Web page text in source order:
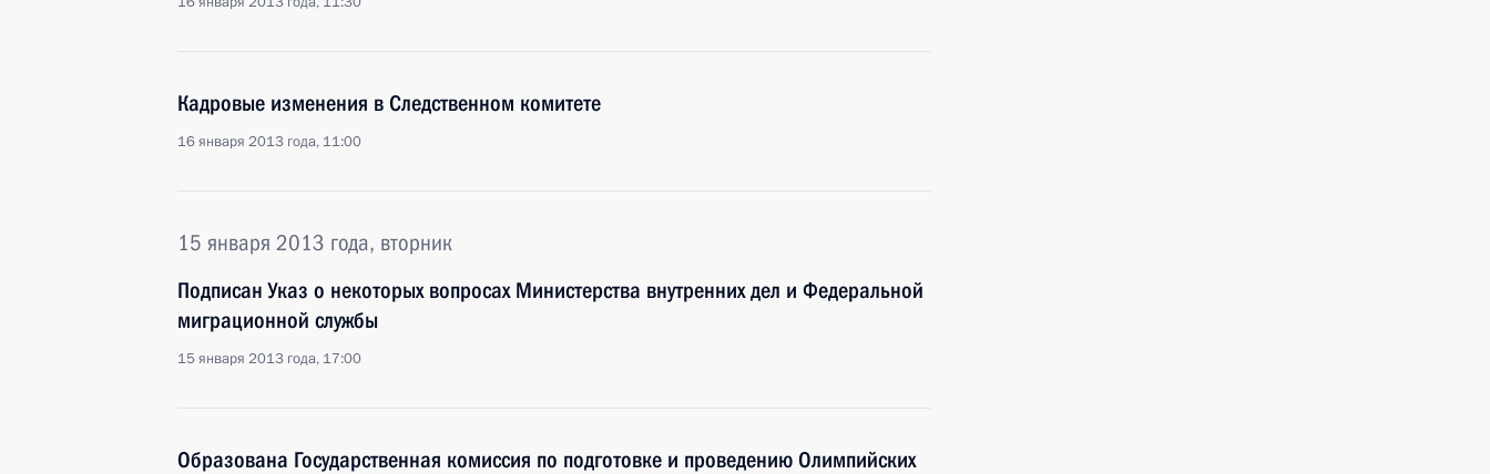
Кадровые изменения в Следственном комитете
16 января 2013 года, 11:00
15 января 2013 года, вторник
Подписан Указ о некоторых вопросах Министерства внутренних дел и Федеральной
миграционной службы
15 января 2013 года, 17:00
Образована Государственная комиссия по подготовке и проведению Олимпийских